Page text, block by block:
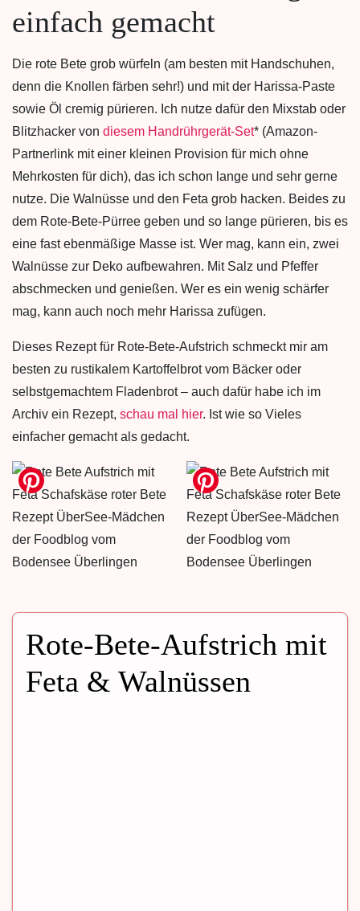
einfach gemacht
Die rote Bete grob würfeln (am besten mit Handschuhen,
denn die Knollen färben sehr!) und mit der Harissa-Paste
sowie Öl cremig pürieren. Ich nutze dafür den Mixstab oder
Blitzhacker von diesem Handrührgerät-Set* (Amazon-
Partnerlink mit einer kleinen Provision für mich ohne
Mehrkosten für dich), das ich schon lange und sehr gerne
nutze. Die Walnüsse und den Feta grob hacken. Beides zu
dem Rote-Bete-Pürree geben und so lange pürieren, bis es
eine fast ebenmäßige Masse ist. Wer mag, kann ein, zwei
Walnüsse zur Deko aufbewahren. Mit Salz und Pfeffer
abschmecken und genießen. Wer es ein wenig schärfer
mag, kann auch noch mehr Harissa zufügen.
Dieses Rezept für Rote-Bete-Aufstrich schmeckt mir am
besten zu rustikalem Kartoffelbrot vom Bäcker oder
selbstgemachtem Fladenbrot – auch dafür habe ich im
Archiv ein Rezept, schau mal hier. Ist wie so Vieles
einfacher gemacht als gedacht.
Rote-Bete-Aufstrich mit
Feta & Walnüssen